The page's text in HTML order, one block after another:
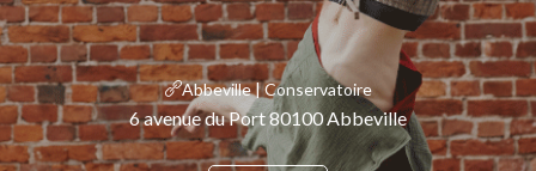
Abbeville | Conservatoire
6 avenue du Port 80100 Abbeville